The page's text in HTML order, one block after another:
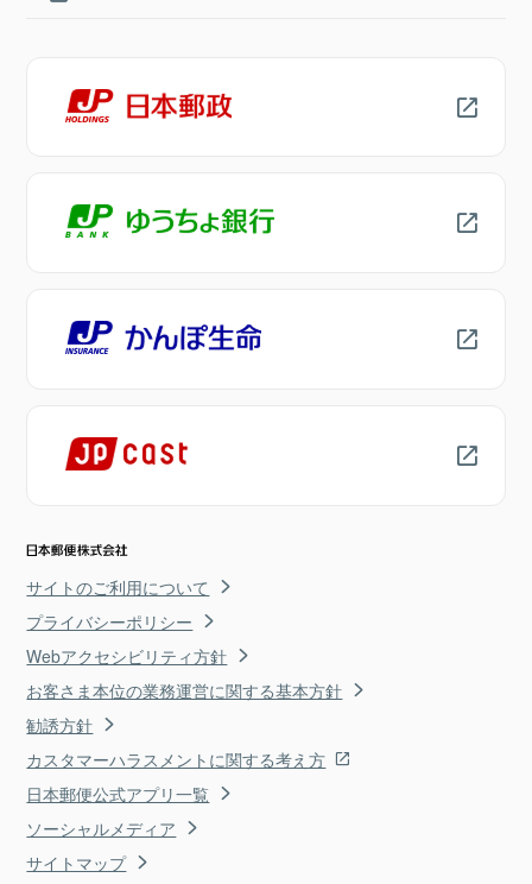
サイトのご利用について
プライバシーポリシー
Webアクセシビリティ方針
お客さま本位の業務運営に関する基本方針
勧誘方針
カスタマーハラスメントに関する考え方
日本郵便公式アプリ一覧
ソーシャルメディア
サイトマップ